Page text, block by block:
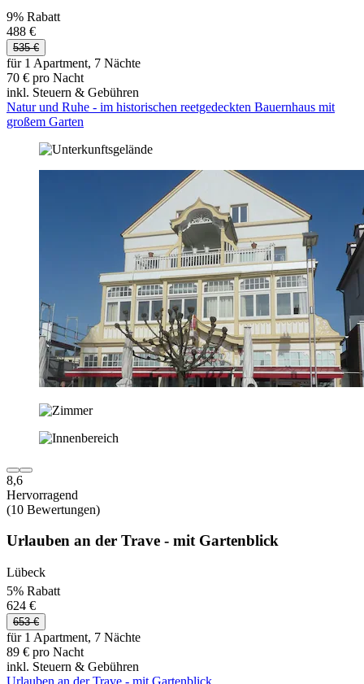
9% Rabatt
488 €
535 €
für 1 Apartment, 7 Nächte
70 € pro Nacht
inkl. Steuern & Gebühren
Natur und Ruhe - im historischen reetgedeckten Bauernhaus mit
großem Garten
8,6
Hervorragend
(10 Bewertungen)
Urlauben an der Trave - mit Gartenblick
Lübeck
5% Rabatt
624 €
653 €
für 1 Apartment, 7 Nächte
89 € pro Nacht
inkl. Steuern & Gebühren